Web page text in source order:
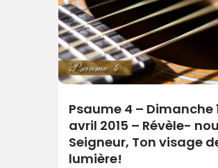
Psaume 4 – Dimanche
avril 2015 – Révèle-
Seigneur, Ton visage
lumière!